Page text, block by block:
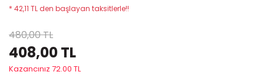
* 42,11 TL den başlayan taksitlerle!!
480,00 TL
408,00 TL
Kazancınız 72.00 TL